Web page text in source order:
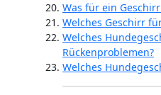
Was für ein
Welches Geschirr
Welches
Rückenproblemen?
Welches